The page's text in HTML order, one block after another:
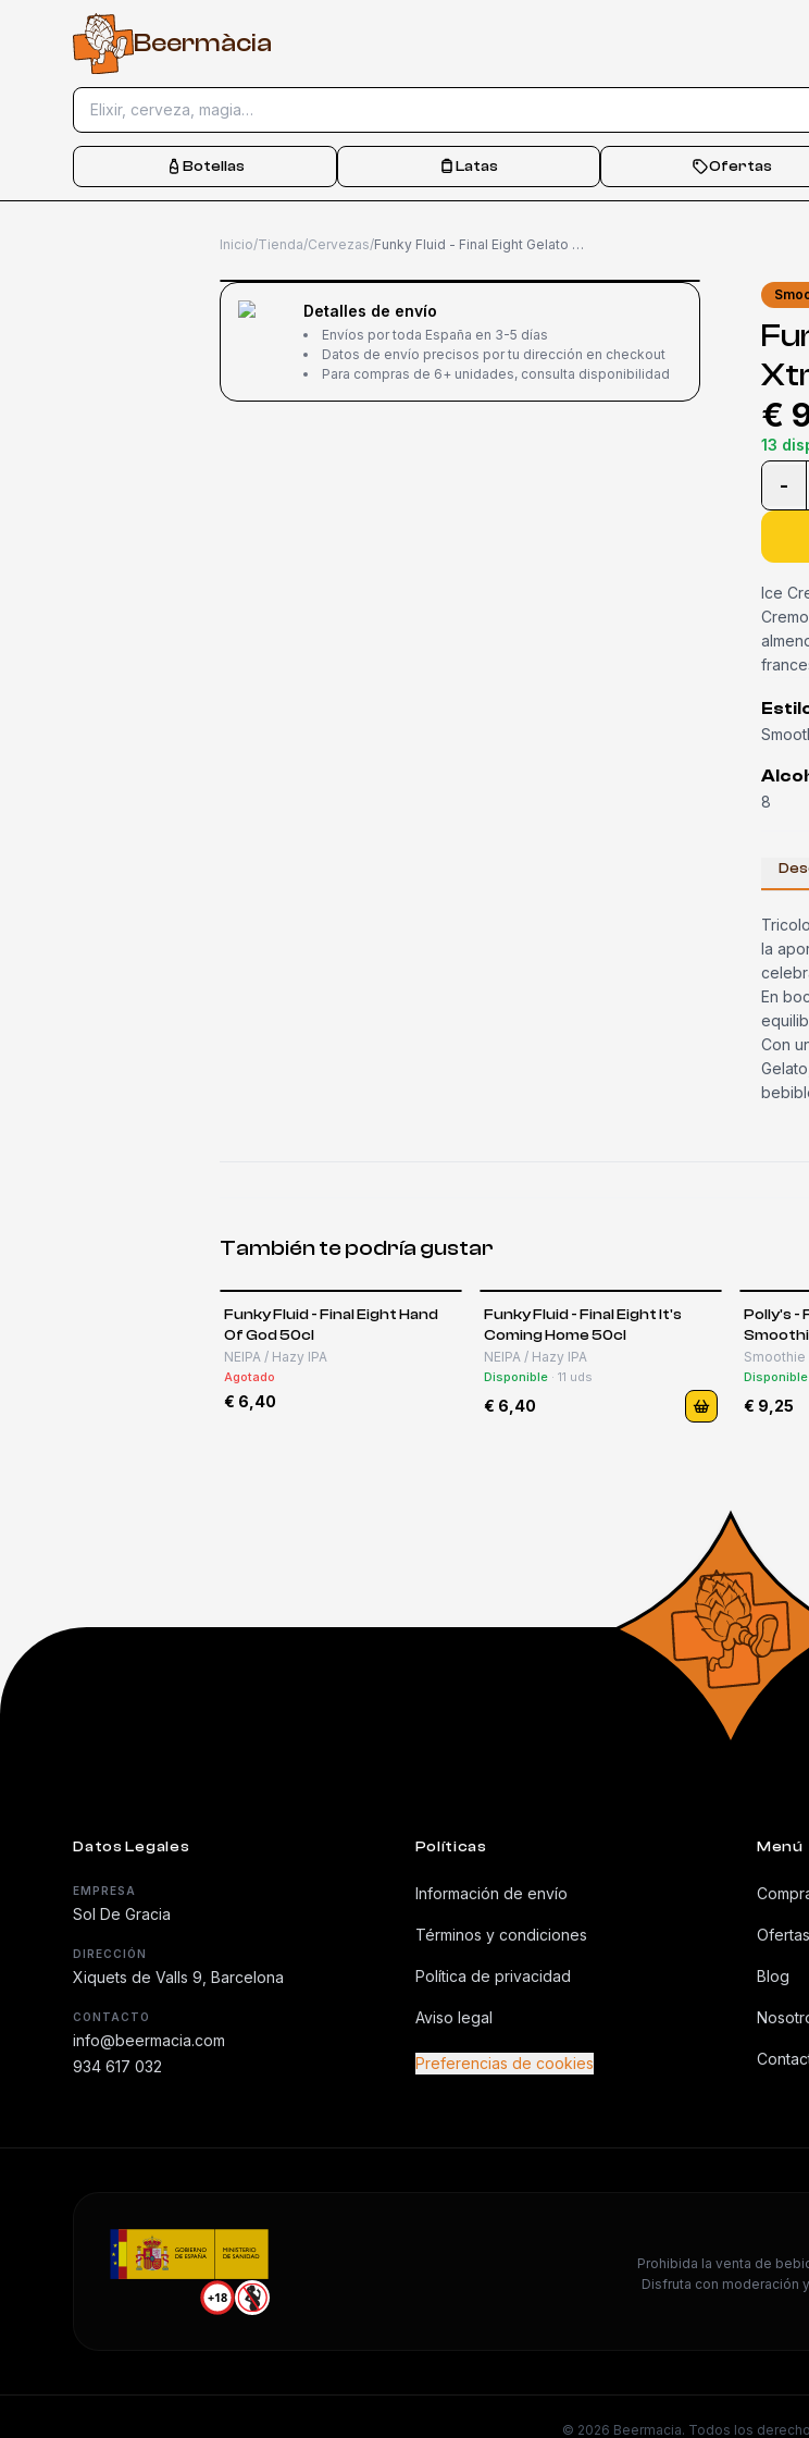
Beermàcia
Elixir, cerveza, magia…
Botellas Latas Ofertas
Inicio/Tienda/Cervezas/ Funky Fluid - Final Eight Gelato Xtreme Tricolore 50cl
Detalles de envío
Envíos por toda España en 3-5 días
Datos de envío precisos por tu dirección en checkout
Para compras de 6+ unidades, consulta disponibilidad
€
13
-
Ice
8
la
En
Con
También te podría gustar
Funky Fluid - Final Eight Hand
Of God 50cl
NEIPA / Hazy IPA
Agotado
€ 6,40
Funky Fluid - Final Eight It's
Coming Home 50cl
NEIPA / Hazy IPA
Disponible· 11 uds
€ 6,40
Polly's -
Smoothie
Disponible
€ 9,25
Datos Legales
EMPRESA
Sol De Gracia
DIRECCIÓN
Xiquets de Valls 9, Barcelona
CONTACTO
info@beermacia.com
934 617 032
Políticas
Información de envío
Términos y condiciones
Política de privacidad
Aviso legal
Preferencias de cookies
Menú
Ofertas
Blog
+18
Prohibida la venta de
Disfruta con moderación
© 2026 Beermacia. Todos los